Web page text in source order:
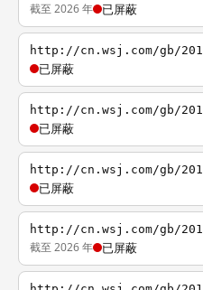
截至 2026 年 已屏蔽
http://cn.wsj.com/gb/
已屏蔽
http://cn.wsj.com/gb/
已屏蔽
http://cn.wsj.com/gb/
已屏蔽
http://cn.wsj.com/gb/
截至 2026 年 已屏蔽